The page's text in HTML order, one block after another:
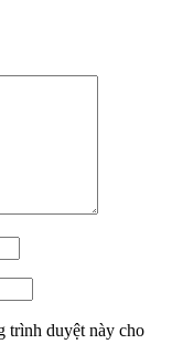
trình duyệt này cho